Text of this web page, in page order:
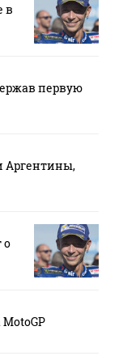
в
первую
Аргентины,
о